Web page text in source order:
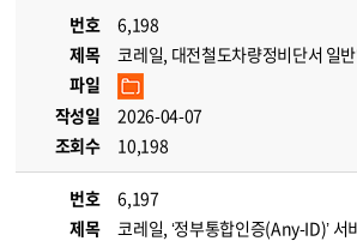
번호
6,198
제목
코레일, 대전철도차량정비단서 일
파일
작성일
2026-04-07
조회수
10,198
번호
6,197
제목
코레일, ‘정부통합인증(Any-ID)’ 서